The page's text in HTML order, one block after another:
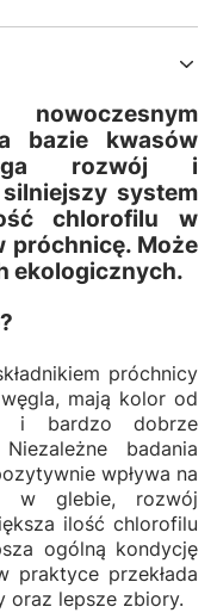
bazie kwasów
rozwój i
system
chlorofilu w
próchnicę. Może
ekologicznych.
próchnicy
mają kolor od
i bardzo dobrze
badania
wpływa na
w glebie, rozwój
ilość chlorofilu
ogólną kondycję
praktyce przekłada
oraz lepsze zbiory.